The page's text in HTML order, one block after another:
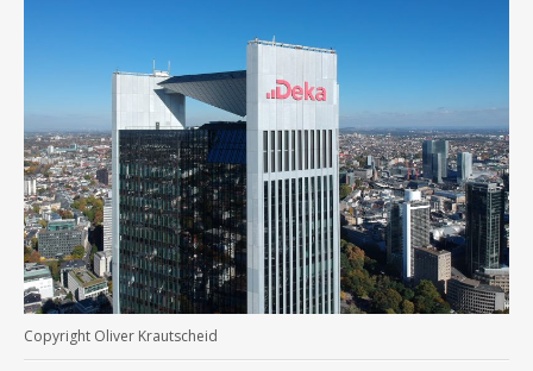
Copyright Oliver Krautscheid